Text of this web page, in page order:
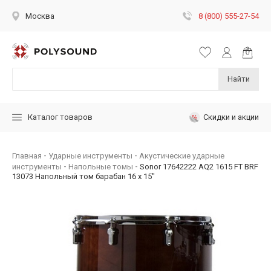
Москва 8 (800) 555-27-54
Найти
Каталог товаров Скидки и акции
Главная Ударные инструменты
Акустические ударные
инструменты
Напольные томы
Sonor 17642222 AQ2 1615 FT BRF
13073 Напольный том барабан 16 х 15"